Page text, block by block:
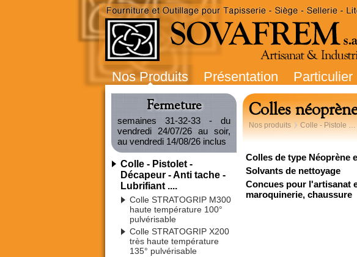
Nos Produits Présentation Particulier
Fermeture
semaines 31-32-33 - du
vendredi 24/07/26 au soir,
au vendredi 14/08/26 inclus
Colle - Pistolet -
Décapeur - Anti tache -
Lubrifiant ....
Colle STRATOGRIP M300
haute température 100°
pulvérisable
Colle STRATOGRIP X200
très haute température
135° pulvérisable
Colles
Nos produits Colle - Pistole …
Colles de type Néoprène
Solvants de nettoyage
Concues pour l'artisanat
maroquinerie, chaussure